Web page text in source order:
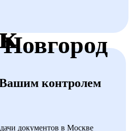
каждой образовательной
контролем
документов в Москве